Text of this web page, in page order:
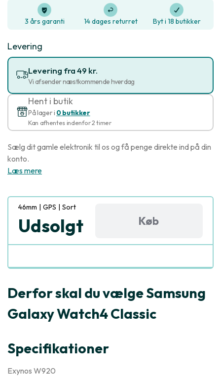
3 års garanti 14 dages returret Byt i 18 butikker
Levering
Levering fra 49 kr.
Vi afsender næstkommende hverdag
Hent i butik
På lager i 0 butikker
Kan afhentes indenfor 2 timer
Sælg dit gamle elektronik til os og få penge direkte ind på din
konto.
Læs mere
46mm | GPS | Sort
Udsolgt Køb
Derfor skal du vælge Samsung
Galaxy Watch4 Classic
Specifikationer
Exynos W920